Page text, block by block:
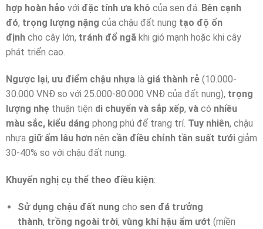
hợp hoàn hảo với đặc tính ưa khô của sen đá. Bên cạnh
đó, trọng lượng nặng của chậu đất nung tạo độ ổn
định cho cây lớn, tránh đổ ngã khi gió mạnh hoặc khi cây
phát triển cao.
Ngược lại, ưu điểm chậu nhựa là giá thành rẻ (10.000-
30.000 VNĐ so với 25.000-80.000 VNĐ của đất nung), trọng
lượng nhẹ thuận tiện di chuyển và sắp xếp, và có nhiều
màu sắc, kiểu dáng phong phú để trang trí. Tuy nhiên, chậu
nhựa giữ ẩm lâu hơn nên cần điều chỉnh tần suất tưới giảm
30-40% so với chậu đất nung.
Khuyến nghị cụ thể theo điều kiện:
Sử dụng chậu đất nung cho sen đá trưởng
thành, trồng ngoài trời, vùng khí hậu ẩm ướt (miền